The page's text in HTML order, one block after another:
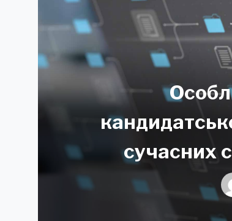
сучасних